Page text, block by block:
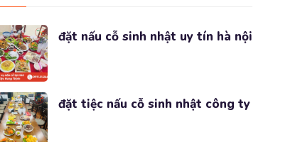
đặt nấu cỗ sinh nhật uy tín hà nội
đặt tiệc nấu cỗ sinh nhật công ty